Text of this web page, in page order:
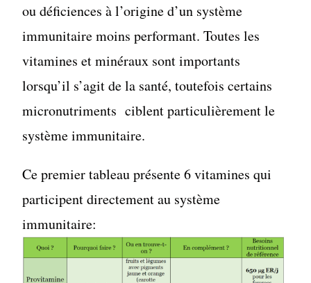
ou déficiences à l’origine d’un système
immunitaire moins performant. Toutes les
vitamines et minéraux sont importants
lorsqu’il s’agit de la santé, toutefois certains
micronutriments ciblent particulièrement le
système immunitaire.
Ce premier tableau présente 6 vitamines qui
participent directement au système
immunitaire: